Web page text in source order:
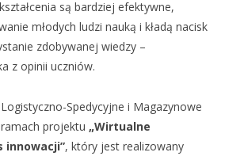
są bardziej efektywne,
młodych ludzi nauką i kładą nacisk
zdobywanej wiedzy –
z opinii uczniów.
Spedycyjne i Magazynowe
projektu „Wirtualne
innowacji”, który jest realizowany